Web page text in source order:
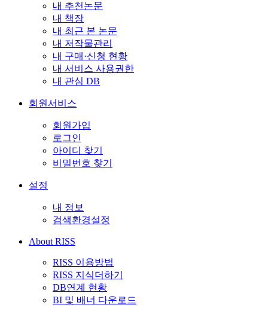
내 추천논문
내 책장
내 최근 본 논문
내 저작물관리
내 구매·신청 현황
내 서비스 사용권한
내 관심 DB
회원서비스
회원가입
로그인
아이디 찾기
비밀번호 찾기
설정
내 정보
검색환경설정
About RISS
RISS 이용방법
RISS 지식더하기
DB연계 현황
BI 및 배너 다운로드